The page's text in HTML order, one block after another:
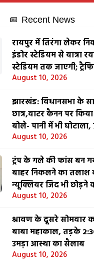
Recent News
रायपुर में तिरंगा लेकर
इंडोर स्टेडियम से यात्रा
स्टेडियम तक जाएगी;
August 10, 2026
झारखंड: विधानसभा के
छात्र,वाटर कैनन पर
बोले- पानी में भी घोटाला,
August 10, 2026
ट्रंप के गले की फांस बन
बाहर निकलने का तलाश
न्यूक्लियर जिद भी छोड़ने
August 10, 2026
श्रावण के दूसरे सोमवार
बाबा महाकाल, तड़के
उमड़ा आस्था का सैलाब
August 10, 2026